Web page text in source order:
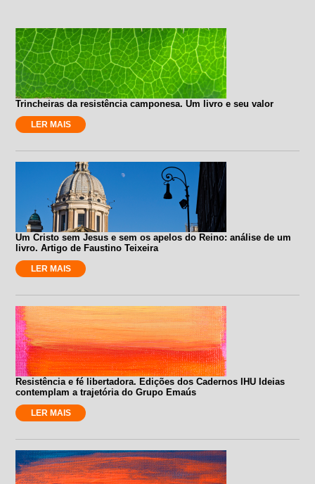
Trincheiras da resistência camponesa. Um livro e seu valor
LER MAIS
Um Cristo sem Jesus e sem os apelos do Reino: análise de um
livro. Artigo de Faustino Teixeira
LER MAIS
Resistência e fé libertadora. Edições dos Cadernos IHU Ideias
contemplam a trajetória do Grupo Emaús
LER MAIS